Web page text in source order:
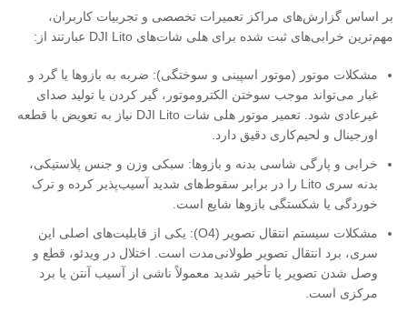
بر اساس گزارش‌های مراکز تعمیرات تخصصی و تجربیات کاربران،
مهم‌ترین خرابی‌های ثبت شده برای هلی شات‌های DJI Lito عبارتند از:
مشکلات موتور (موتور اسپینی و سوختگی): ضربه به بازوها یا گرد و
غبار می‌تواند موجب سوختن الکتروموتور، گیر کردن یا تولید صدای
غیرعادی شود. تعمیر موتور هلی شات DJI Lito نیاز به تعویض با قطعه
اورجینال و لحیم‌کاری دقیق دارد.
خرابی و پارگی شاسی بدنه و بازوها: سبکی وزن و جنس پلاستیکی،
بدنه سری Lito را در برابر سقوط‌های شدید آسیب‌پذیر کرده و ترک
خوردگی یا شکستگی بازوها شایع است.
مشکلات سیستم انتقال تصویر (O4): یکی از قابلیت‌های اصلی این
سری، برد انتقال تصویر طولانی‌مدت است. اختلال در ویدئو، قطع و
وصل شدن تصویر یا تأخیر شدید معمولاً ناشی از آسیب آنتن یا برد
مرکزی است.